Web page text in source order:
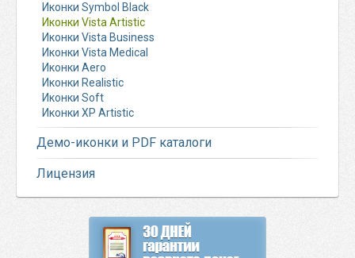
Иконки Symbol Black
Иконки Vista Artistic
Иконки Vista Business
Иконки Vista Medical
Иконки Aero
Иконки Realistic
Иконки Soft
Иконки XP Artistic
Демо-иконки и PDF каталоги
Лицензия